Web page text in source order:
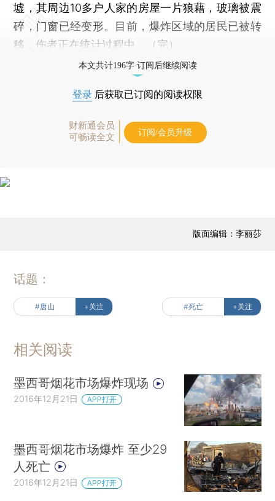
墟，其周边10多户人家的房屋一片狼藉，玻璃被震
碎，门窗已经变形。目前，爆炸区域的居民已被转
移，伤者正在统计过程中。（完）
本文共计196字 订阅后继续阅读
登录 后获取已订阅的阅读权限
财新通会员
可畅读全文
订阅/会员升级
版面编辑：李丽莎
话题：
#唐山 +关注 #死亡 +关注
相关阅读
墨西哥烟花市场爆炸现场
2016年12月21日 APP打开
墨西哥烟花市场爆炸 至少29
人死亡
2016年12月21日 APP打开